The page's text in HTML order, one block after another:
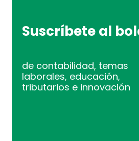
Suscríbete al
de contabilidad, temas
laborales, educación,
tributarios e innovación